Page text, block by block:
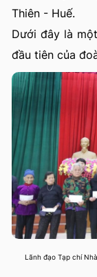
Thiên - Huế.
Dưới đây là
đầu tiên của
Lãnh đạo Tạp chí